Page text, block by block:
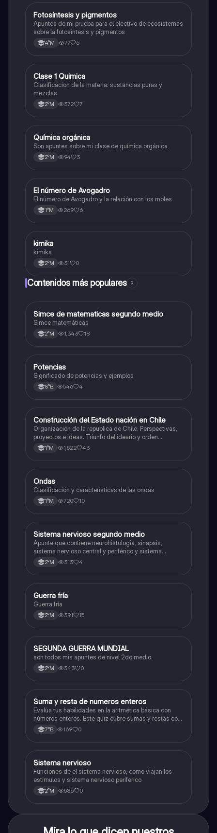
Biología
Fotosíntesis y pigmentos
Apuntes de mi prueba para el electivo de ecosistemas
sobre la fotosíntesis y pigmentos
4°M 77 6
Química
Clase 1 Quimica
Clasificacion de la materia: sustancias puras y
mezclas
2°M 372 7
Química
Química orgánica
Son apuntes sobre mi clase de química orgánica
2°M 94 3
Química
El número de Avogadro
El número de Avogadro y la relación con los moles
1°M 269 6
Química
kimika
kimika
2°M 31 0
Contenidos más populares 9
Matemáticas
Simce de matematicas segundo medio
Simce matemáticas
2°M 1,343 18
Matemáticas
Potencias
Significado de potencias y ejemplos
8°B 546 4
Historia
Construcción del Estado nación en Chile
Organización de la republica de Chile: Perspectivas,
proyectos e ideas. Triunfo del ideario y orden
conservador. Constitución de 1833. "Era Portaliana"
1°M 1,522 43
Física
Ondas
Clasificación y características de las ondas
1°M 720 10
Biología
Sistema nervioso segundo medio
Apunte que contiene neurohistologia, sinapsis,
sistema nervioso central y periférico y sistema
endocrino
2°M 313 4
Historia
Guerra fría
Guerra fría
2°M 391 15
Historia
SEGUNDA GUERRA MUNDIAL
son todos mis apuntes de nivel 2do medio.
2°M 343 0
SMatemáticas
Suma y resta de numeros enteros
Evalúa tus habilidades en la aritmética básica con
números enteros. Este quiz cubre sumas y restas con
números positivos y negativos.
7°B 169 0
SBiología
Sistema nervioso
Funciones de el sistema nervioso, como viajan los
estimulos y sistema nervioso periferico
2°M 586 0